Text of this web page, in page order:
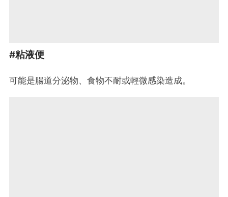
#粘液便
可能是腸道分泌物、食物不耐或輕微感染造成。